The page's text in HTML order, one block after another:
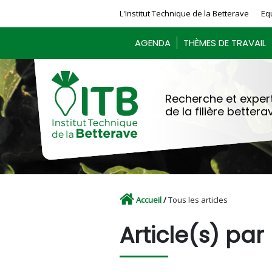
L'Institut Technique de la Betterave
AGENDA THÈMES DE TRAVAIL
Recherche et
de la filière
Accueil/Tous les articles
Article(s) par